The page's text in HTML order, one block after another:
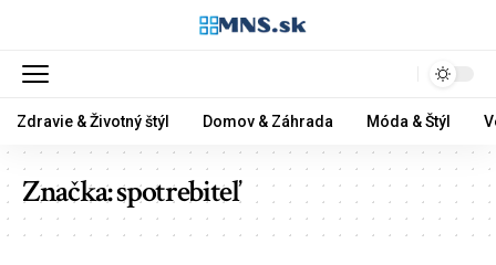
Zdravie & Životný štýl Domov & Záhrada Móda & Štýl
Značka:spotrebiteľ